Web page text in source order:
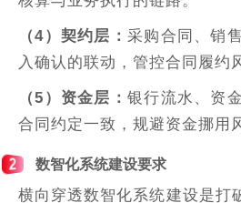
（4）契约层： 采购合同、销
入确认的联动，管控合同履约
（5）资金层： 银行流水、资
合同约定一致，规避资金挪用
2 数智化系统建设要求
横向穿透数智化系统建设是打